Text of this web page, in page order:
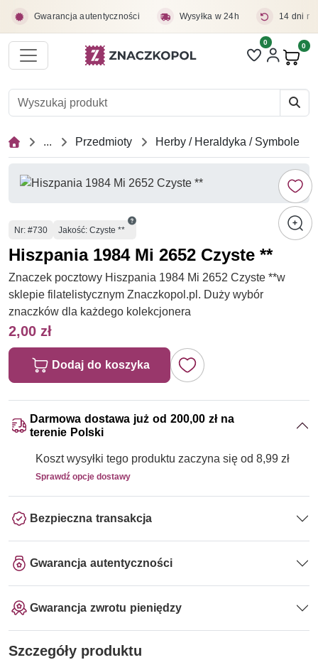
Gwarancja autentyczności Wysyłka w 24h 14 dni
Liczba pozycji
0 0
... Przedmioty Herby / Heraldyka / Symbole
Numer
Nr: #730 Jakość: Czyste **
Hiszpania 1984 Mi 2652 Czyste **
Znaczek pocztowy Hiszpania 1984 Mi 2652 Czyste **w
sklepie filatelistycznym Znaczkopol.pl. Duży wybór
znaczków dla każdego kolekcjonera
2,00 zł
Dodaj do koszyka
Darmowa dostawa już od 200,00 zł na
terenie Polski
Koszt wysyłki tego produktu zaczyna się od 8,99 zł
Sprawdź opcje dostawy
Bezpieczna transakcja
Gwarancja autentyczności
Gwarancja zwrotu pieniędzy
Szczegóły produktu